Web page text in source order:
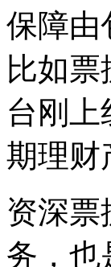
保障由
比如
台刚
期理财
资深票
务，也